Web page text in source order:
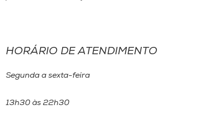
A+
HORÁRIO DE ATENDIMENTO
Segunda a sexta-feira
13h30 às 22h30